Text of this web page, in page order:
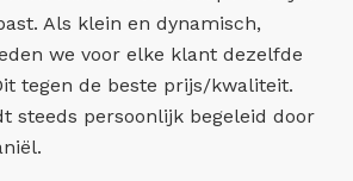
Als klein en dynamisch,
we voor elke klant dezelfde
tegen de beste prijs/kwaliteit.
steeds persoonlijk begeleid door